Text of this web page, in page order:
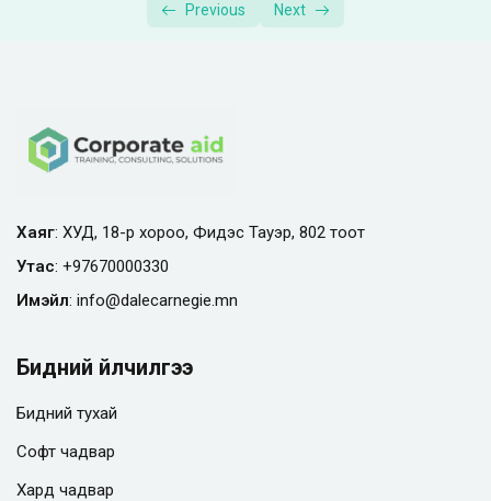
Previous Next
Хаяг: ХУД, 18-р хороо, Фидэс Тауэр, 802 тоот
Утас: +97670000330
Имэйл: info@dalecarnegie.mn
Бидний үйлчилгээ
Бидний тухай
Софт чадвар
Хард чадвар